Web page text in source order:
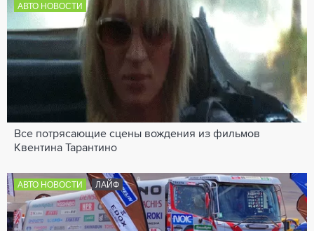
АВТО НОВОСТИ
Все потрясающие сцены вождения из фильмов
Квентина Тарантино
АВТО НОВОСТИ ЛАЙФ